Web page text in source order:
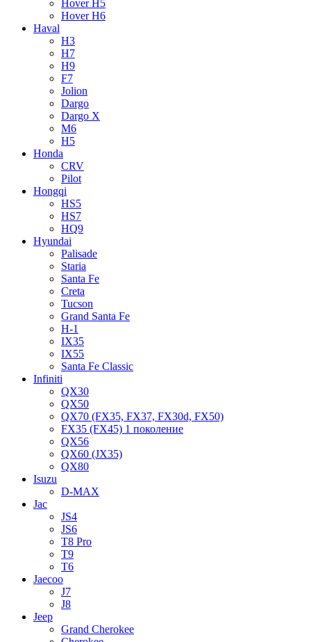
Hover H5
Hover H6
Haval
H3
H7
H9
F7
Jolion
Dargo
Dargo X
M6
H5
Honda
CRV
Pilot
Hongqi
HS5
HS7
HQ9
Hyundai
Palisade
Staria
Santa Fe
Creta
Tucson
Grand Santa Fe
H-1
IX35
IX55
Santa Fe Classic
Infiniti
QX30
QX50
QX70 (FX35, FX37, FX30d, FX50)
FX35 (FX45) 1 поколение
QX56
QX60 (JX35)
QX80
Isuzu
D-MAX
Jac
JS4
JS6
T8 Pro
T9
T6
Jaecoo
J7
J8
Jeep
Grand Cherokee